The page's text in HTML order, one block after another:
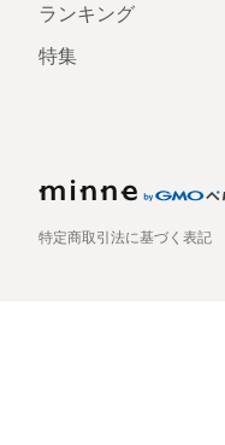
ランキング
特集
特定商取引法に基づく表記